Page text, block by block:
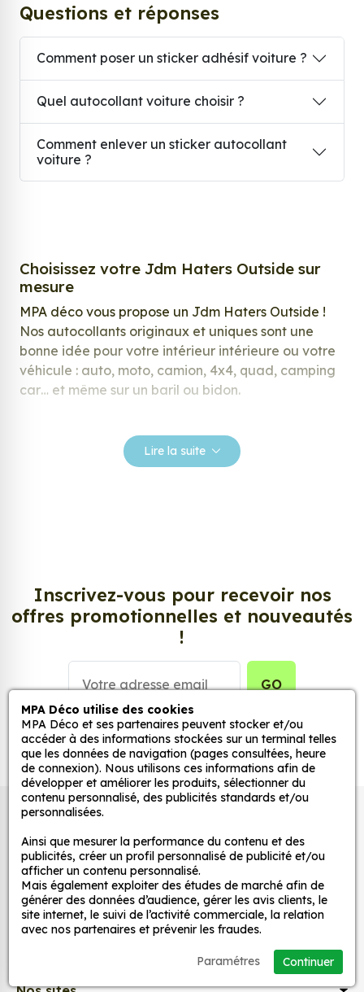
Questions et réponses
Comment poser un sticker adhésif voiture ?
Quel autocollant voiture choisir ?
Comment enlever un sticker autocollant
voiture ?
Choisissez votre Jdm Haters Outside sur
mesure
MPA déco vous propose un Jdm Haters Outside !
Nos autocollants originaux et uniques sont une
bonne idée pour votre intérieur intérieure ou votre
véhicule : auto, moto, camion, 4x4, quad, camping
car… et même sur un baril ou bidon.
répondre à vos attentes, laissez vous inspirer parmi
notre large gamme de stickers.
décorer votre intérieur ou votre véhicule.
Personnalisez la surface de votre choix avec nos
stickers muraux et stickers véhicule. Une solution
simple et rapide qui transforme toutes surfaces
lisses, propres et non poreuses.
Grâce à notre sélection de stickers et autocollants,
adaptez la décoration d’une pièce, d’une voiture,
d’un meuble, d’une porte et de toute autre surface,
et ce, à moindre coût et sans effort.
décoration ?
Une grande variété de motifs et de couleurs :
nos Jdm Haters Outside sont disponibles dans
une large gamme de motifs et de couleurs, ce
qui vous permet de trouver le sticker parfait
Une installation facile : nos stickers sont faciles
Lire la suite
Inscrivez-vous pour recevoir nos
offres promotionnelles et nouveautés
!
GO
Autocollants pour véhicules et stickers
décoratifs
MPA Déco
MPA Déco utilise des cookies
MPA Déco et ses partenaires peuvent stocker et/ou
accéder à des informations stockées sur un terminal telles
que les données de navigation (pages consultées, heure
de connexion). Nous utilisons ces informations afin de
développer et améliorer les produits, sélectionner du
contenu personnalisé, des publicités standards et/ou
personnalisées.
Ainsi que mesurer la performance du contenu et des
publicités, créer un profil personnalisé de publicité et/ou
afficher un contenu personnalisé.
Mais également exploiter des études de marché afin de
générer des données d’audience, gérer les avis clients, le
site internet, le suivi de l’activité commerciale, la relation
avec nos partenaires et prévenir les fraudes.
Continuer
Paramétres